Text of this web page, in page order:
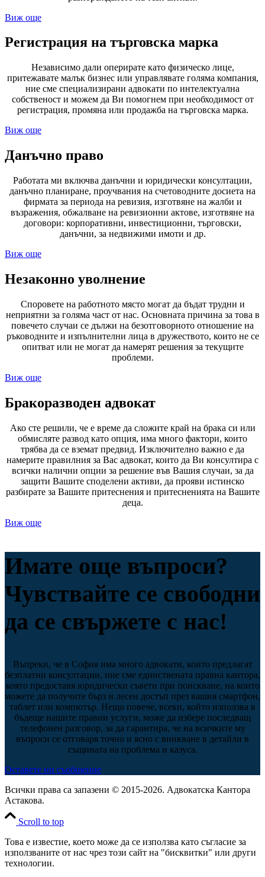
Виж още
Регистрация на търговска марка
Независимо дали оперирате като физическо лице,
притежавате малък бизнес или управлявате голяма компания,
ние сме специализирани адвокати по интелектуална
собственост и можем да Ви помогнем при необходимост от
регистрация, промяна или продажба на търговска марка.
Виж още
Данъчно право
Работата ми включва данъчни и юридически консултации,
данъчно планиране, проучвания на счетоводните досиета на
фирмата за периода на ревизия, изготвяне на жалби и
възражения, обжалване на ревизионни актове, изготвяне на
договори: корпоративни, инвестиционни, търговски,
данъчни, за недвижими имоти и др.
Виж още
Незаконно уволнение
Споровете на работното място могат да бъдат трудни и
неприятни за голяма част от нас. Основната причина за това в
повечето случаи се дължи на безотговорното отношение на
ръководните и изпълнителни лица в дружеството, които не се
опитват или не могат да намерят решения за текущите
проблеми.
Виж още
Бракоразводен адвокат
Ако сте решили, че е време да сложите край на брака си или
обмисляте развод като опция, има много фактори, които
трябва да се вземат предвид. Изключително важно е да
намерите правилния за Вас адвокат, които да Ви консултира с
всички налични опции за решение във Вашия случаи, за да
защити Вашите споделени активи, да прояви истинско
разбирате за Вашите притеснения и притесненията на Вашите
деца.
Виж още
Имате още въпроси?
Чувствайте се свободни
да се свържете с нас!
Въпреки, че в София има много адвокати, които предлагат
безплатни консултации, ние сме единствената правна кантора,
която предоставя юридически съвети при поискване, на които
можете да получите бърз и лесен достъп през вашия смартфон,
таблет или компютър. Нещо повече, всеки, който използва в
бъдеще нашите правни услуги, може да избере последващ
телефонен разговор, за да гарантира, че на всичките му
въпроси се отговаря точно и ясно с вникване в детайли в
същината на проблема и казуса.
Оставете ни съобщение
Всички права са запазени © 2015-2026. Адвокатска Кантора
Астакова.
Scroll to top
Това е известие, което може да се използва като съгласие за
използваните от нас чрез този сайт на "бисквитки" или други
технологии.